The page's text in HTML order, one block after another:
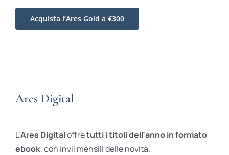
Acquista l’Ares Gold a €300
Ares Digital
L’Ares Digitaloffretutti i titoli dell’anno in formato
ebook, con invii mensili delle novità.